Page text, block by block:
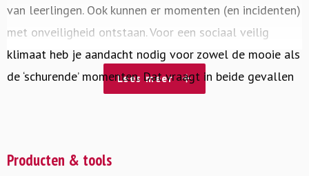
van leerlingen. Ook kunnen er momenten (en incidenten)
met onveiligheid ontstaan. Voor een sociaal veilig
klimaat heb je aandacht nodig voor zowel de mooie als
de ‘schurende’ momenten. Dat vraagt in beide gevallen
om seksuele integriteit.
Nieuwsgierigheid naar ‘seks’.
Lees meer
Producten & tools